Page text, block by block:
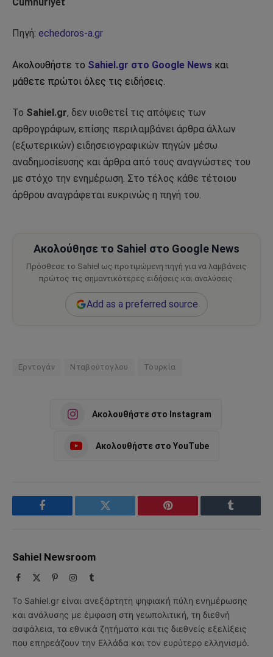
Πηγή: echedoros-a.gr
Ακολουθήστε το Sahiel.gr στο Google News και
μάθετε πρώτοι όλες τις ειδήσεις.
Το Sahiel.gr, δεν υιοθετεί τις απόψεις των
αρθρογράφων, επίσης περιλαμβάνει άρθρα άλλων
(εξωτερικών) ειδησειογραφικών πηγών μέσω
αναδημοσίευσης και άρθρα από τους αναγνώστες του
με στόχο την ενημέρωση. Στο τέλος κάθε τέτοιου
άρθρου αναγράφεται ευκρινώς η πηγή του.
Ακολούθησε το Sahiel στο Google News
Πρόσθεσε το Sahiel ως προτιμώμενη πηγή για να λαμβάνεις
πρώτος τις σημαντικότερες ειδήσεις και αναλύσεις.
Add as a preferred source
Ερντογάν Νταβούτογλου Τουρκία
Ακολουθήστε στο Instagram
Ακολουθήστε στο YouTube
Facebook Twitter Pinterest Tumblr
Sahiel Newsroom
Facebook PinterestInstagram
Tumblr
Το Sahiel.gr είναι ανεξάρτητη ψηφιακή πύλη ενημέρωσης
και ανάλυσης με έμφαση στη γεωπολιτική, τη διεθνή
ασφάλεια, τα εθνικά ζητήματα και τις διεθνείς εξελίξεις
που επηρεάζουν την Ελλάδα και τον ευρύτερο ελληνισμό.